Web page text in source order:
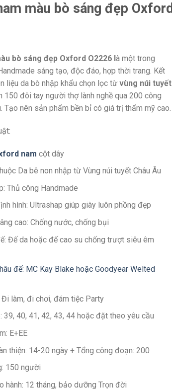
màu bò sáng đẹp Oxford
bò sáng đẹp Oxford O2226 là một trong
sáng tạo, độc đáo, hợp thời trang. Kết
liệu da bò nhập khẩu chọn lọc từ vùng núi tuyết
150 đôi tay người thợ lành nghề qua 200 công
Tạo nên sản phẩm bền bỉ có giá trị thẩm mỹ cao.
nam cột dây
Da bê non nhập từ Vùng núi tuyết Châu Âu
Thủ công Handmade
hình: Ultrashap giúp giày luôn phồng đẹp
cao: Chống nước, chống bụi
Đế da hoặc đế cao su chống trượt siêu êm
đế: MC Kay Blake hoặc Goodyear Welted
Đi làm, đi chơi, đám tiệc Party
39, 40, 41, 42, 43, 44 hoặc đặt theo yêu cầu
E+EE
thiện: 14-20 ngày + Tổng công đoạn: 200
150 người
hành: 12 tháng, bảo dưỡng Trọn đời